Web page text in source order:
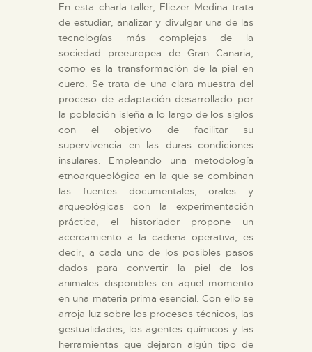
En esta charla-taller, Eliezer Medina trata
de estudiar, analizar y divulgar una de las
tecnologías más complejas de la
sociedad preeuropea de Gran Canaria,
como es la transformación de la piel en
cuero. Se trata de una clara muestra del
proceso de adaptación desarrollado por
la población isleña a lo largo de los siglos
con el objetivo de facilitar su
supervivencia en las duras condiciones
insulares. Empleando una metodología
etnoarqueológica en la que se combinan
las fuentes documentales, orales y
arqueológicas con la experimentación
práctica, el historiador propone un
acercamiento a la cadena operativa, es
decir, a cada uno de los posibles pasos
dados para convertir la piel de los
animales disponibles en aquel momento
en una materia prima esencial. Con ello se
arroja luz sobre los procesos técnicos, las
gestualidades, los agentes químicos y las
herramientas que dejaron algún tipo de